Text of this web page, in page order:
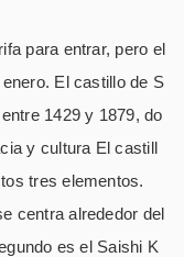
para entrar, pero el
El castillo de S
1429 y 1879, do
y cultura El castill
tres elementos.
centra alrededor del
es el Saishi K